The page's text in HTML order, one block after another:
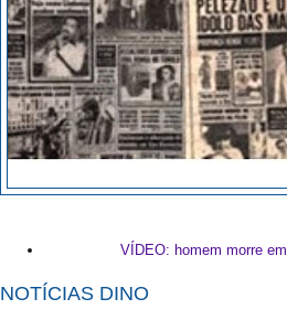
VÍDEO: homem morre
NOTÍCIAS DINO